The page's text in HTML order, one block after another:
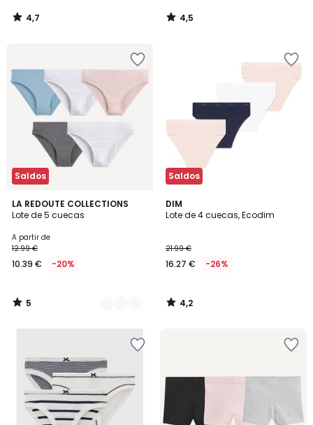
4,7
/
4,5
/
Saldos
LA REDOUTE COLLECTIONS
Lote de 5 cuecas
A partir de
12.99 €
10.39 € -20%
5
/
2
Cores
5
/
Saldos
DIM
Lote de 4 cuecas, Ecodim
21.99 €
16.27 € -26%
4,2
/ 5
4,2
/